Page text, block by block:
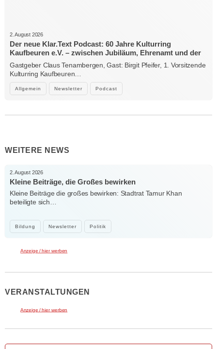
Allgemein Newsletter Podcast
2. August 2026
Der neue Klar.Text Podcast: 60 Jahre Kulturring
Kaufbeuren e.V. – zwischen Jubiläum, Ehrenamt und der
Kraft der Kultur
Gastgeber Claus Tenambergen, Gast: Birgit Pfeifer, 1. Vorsitzende
Kulturring Kaufbeuren…
WEITERE NEWS
Bildung Newsletter Politik
2. August 2026
Kleine Beiträge, die Großes bewirken
Kleine Beiträge die großes bewirken: Stadtrat Tamur Khan
beteiligte sich…
Anzeige / hier werben
VERANSTALTUNGEN
Anzeige / hier werben